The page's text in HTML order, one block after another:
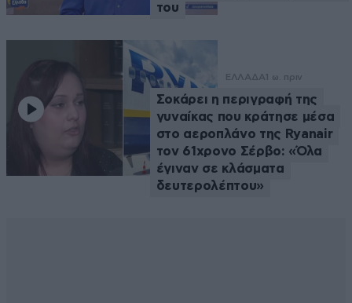
του
ΕΛΛΑΔΑ 1 ω. πριν
Σοκάρει η περιγραφή της
γυναίκας που κράτησε μέσα
στο αεροπλάνο της Ryanair
τον 61χρονο Σέρβο: «Όλα
έγιναν σε κλάσματα
δευτερολέπτου»